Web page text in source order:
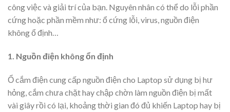
công việc và giải trí của bạn. Nguyên nhân có thể do lỗi phần
cứng hoặc phần mềm như: ổ cứng lỗi, virus, nguồn điện
không ổ định…
1. Nguồn điện không ổn định
Ổ cắm điện cung cấp nguồn điện cho Laptop sử dụng bị hư
hỏng, cắm chưa chặt hay chập chờn làm nguồn điện bị mất
vài giây rồi có lại, khoảng thời gian đó đủ khiến Laptop hay bị